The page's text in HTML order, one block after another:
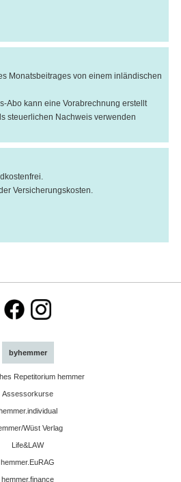
Monatsbeitrages von einem inländischen
Abo kann eine Vorabrechnung erstellt
steuerlichen Nachweis verwenden
Versicherungskosten.
byhemmer
Repetitorium hemmer
Assessorkurse
Wüst Verlag
Life&LAW
hemmer.EuRAG
hemmer.finance